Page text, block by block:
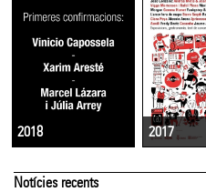
2018 2017
Notícies recents